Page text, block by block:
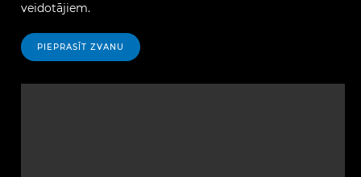
veidotājiem.
PIEPRASĪT ZVANU